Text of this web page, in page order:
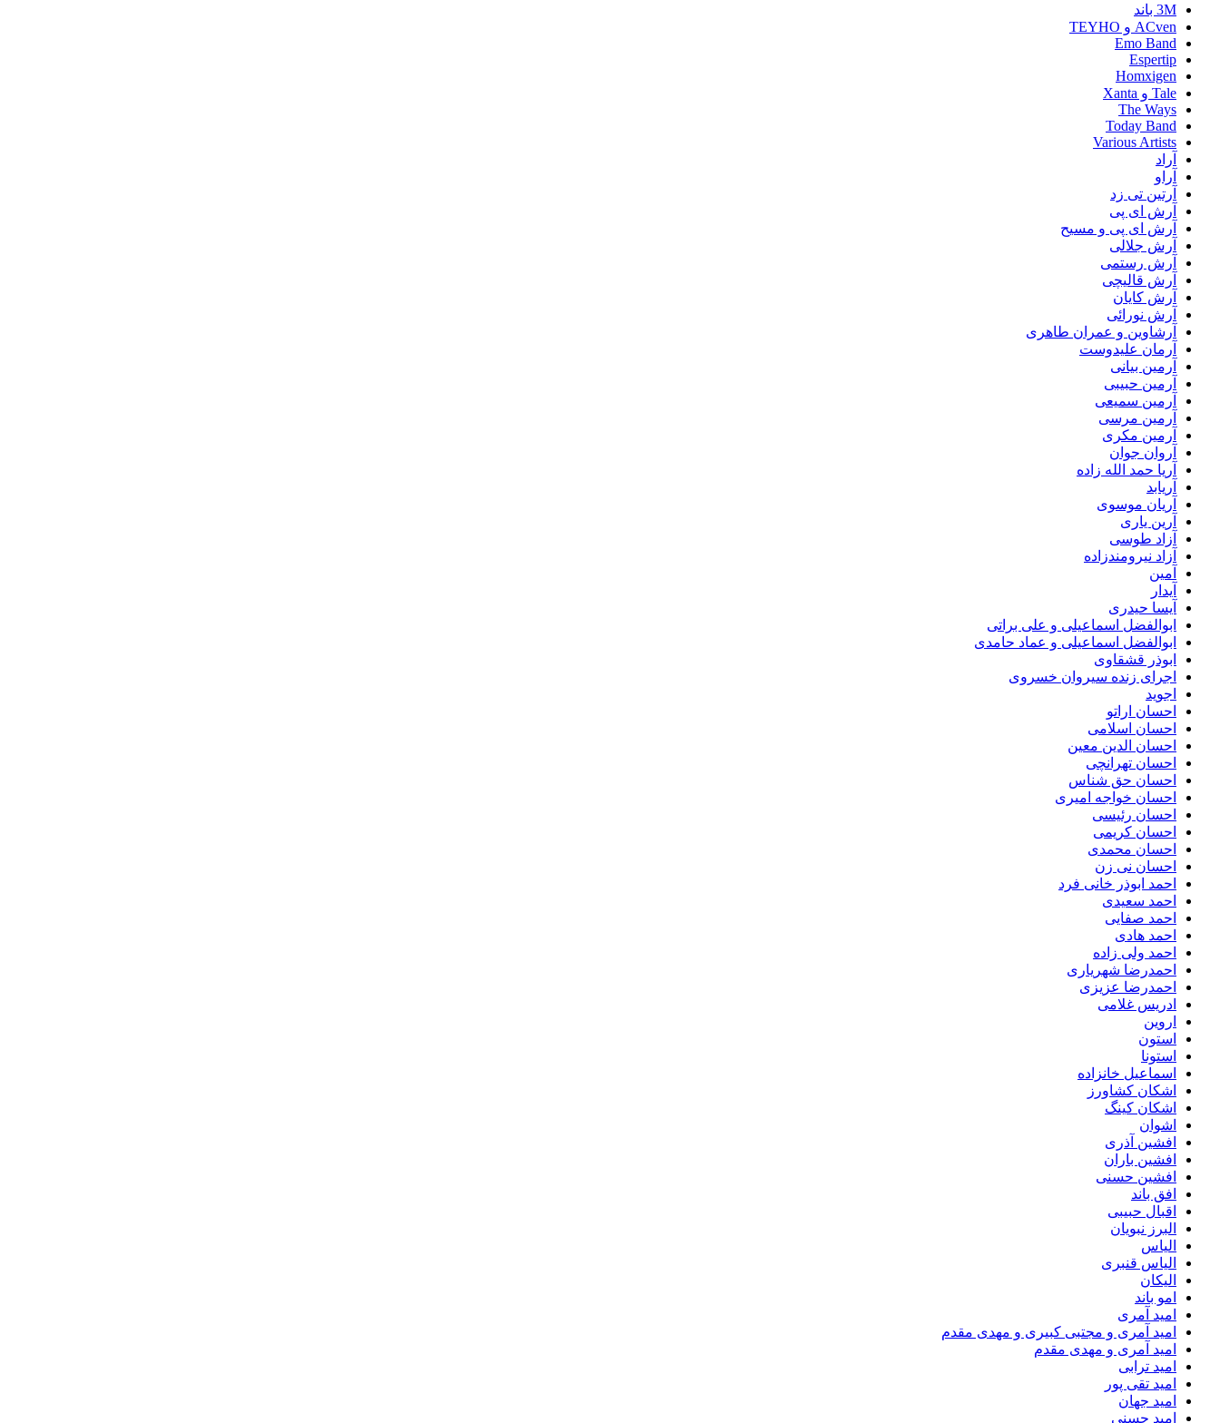
3M باند
ACven و TEYHO
Emo Band
Espertip
Homxigen
Tale و Xanta
The Ways
Today Band
Various Artists
آراد
آراو
آرتین تی زد
آرش ای پی
آرش ای پی و مسیح
آرش جلالی
آرش رستمی
آرش قالیچی
آرش کایان
آرش نورائی
آرشاوین و عمران طاهری
آرمان علیدوست
آرمین بیانی
آرمین حبیبی
آرمین سمیعی
آرمین مرسی
آرمین مکری
آروان جوان
آریا حمد الله زاده
آریابد
آریان موسوی
آرین یاری
آزاد طوسی
آزاد نیرومندزاده
آمین
آیدار
آیسا حیدری
ابوالفضل اسماعیلی و علی براتی
ابوالفضل اسماعیلی و عماد حامدی
ابوذر قشقاوی
اجرای زنده سیروان خسروی
اجوید
احسان اراتو
احسان اسلامی
احسان الدین معین
احسان تهرانچی
احسان حق شناس
احسان خواجه امیری
احسان رئیسی
احسان کریمی
احسان محمدی
احسان نی زن
احمد ابوذر خانی فرد
احمد سعیدی
احمد صفایی
احمد هادی
احمد ولی زاده
احمدرضا شهریاری
احمدرضا عزیزی
ادریس غلامی
اروین
استون
استونا
اسماعیل خانزاده
اشکان کشاورز
اشکان کینگ
اشوان
افشین آذری
افشین باران
افشین حسنی
افق باند
اقبال حبیبی
البرز نبویان
الیاس
الیاس قنبرى
الیکان
امو باند
امید آمری
امید آمری و مجتبی کبیری و مهدى مقدم
امید آمری و مهدی مقدم
امید ترابی
امید تقی پور
امید جهان
امید حسنی